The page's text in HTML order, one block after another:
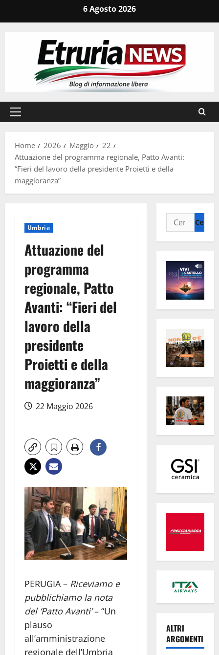
6 Agosto 2026
Menu
Home
2026 Maggio
22
Attuazione del programma regionale, Patto Avanti:
“Fieri del lavoro della presidente Proietti e della
maggioranza”
Umbria
Attuazione del
programma
regionale, Patto
Avanti: “Fieri del
lavoro della
presidente
Proietti e della
maggioranza”
22 Maggio 2026
PERUGIA – Riceviamo e
pubblichiamo la nota
del ‘Patto Avanti’– “Un
plauso
all’amministrazione
regionale dell’Umbria
Ricerca
per:
ALTRI
ARGOMENTI